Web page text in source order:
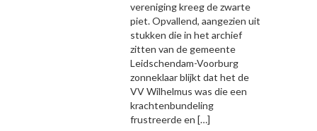
vereniging kreeg de zwarte
piet. Opvallend, aangezien uit
stukken die in het archief
zitten van de gemeente
Leidschendam-Voorburg
zonneklaar blijkt dat het de
VV Wilhelmus was die een
krachtenbundeling
frustreerde en […]